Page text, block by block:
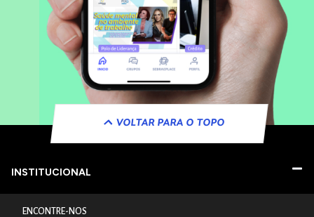
VOLTAR PARA O TOPO
INSTITUCIONAL
ENCONTRE-NOS